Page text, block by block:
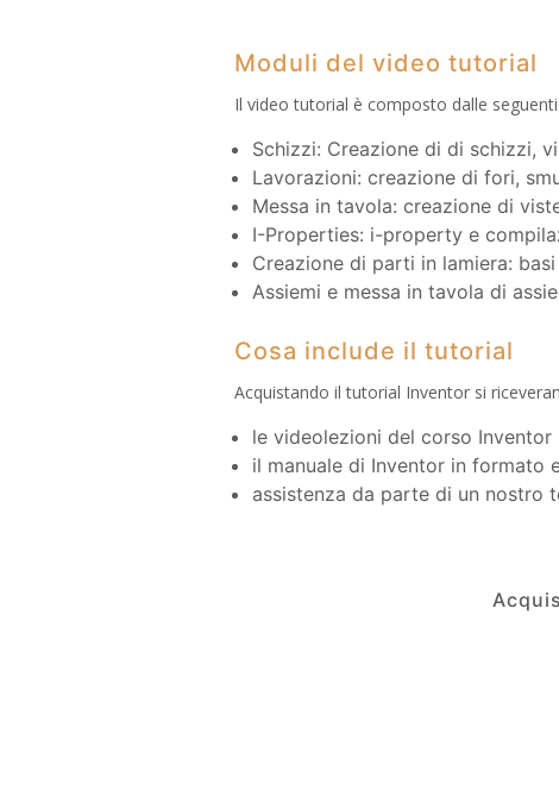
Moduli del video tutorial
Il video tutorial è composto dalle
Schizzi: Creazione di di schizzi,
Lavorazioni: creazione di fori,
Messa in tavola: creazione di
I-Properties: i-property e
Creazione di parti in lamiera:
Assiemi e messa in tavola di
Cosa include il tutorial
Acquistando il tutorial Inventor si
le videolezioni del corso Inventor
il manuale di Inventor in formato
assistenza da parte di un nostro